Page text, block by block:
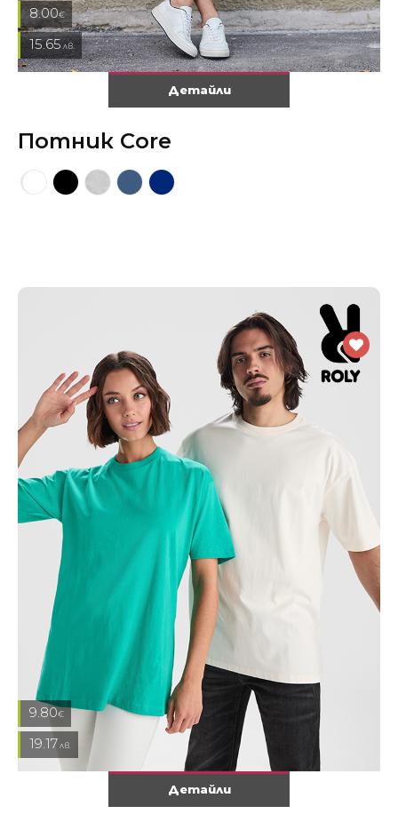
Детайли
8.00€
15.65лв.
Потник Core
Детайли
9.80€
19.17лв.